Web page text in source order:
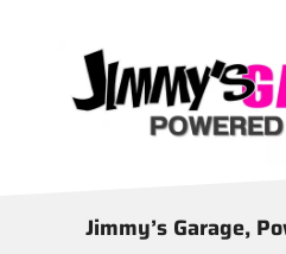
Jimmy’s Garage,